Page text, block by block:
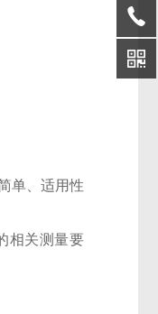
单、适用性
相关测量要